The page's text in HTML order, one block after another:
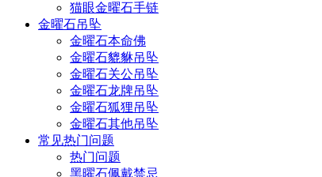
猫眼金曜石手链
金曜石吊坠
金曜石本命佛
金曜石貔貅吊坠
金曜石关公吊坠
金曜石龙牌吊坠
金曜石狐狸吊坠
金曜石其他吊坠
常见热门问题
热门问题
黑曜石佩戴禁忌